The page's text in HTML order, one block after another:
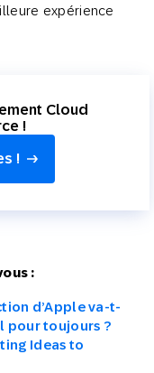
expérience
Cloud
!
!
:
d’Apple va-t-
pour toujours ?
Ideas to